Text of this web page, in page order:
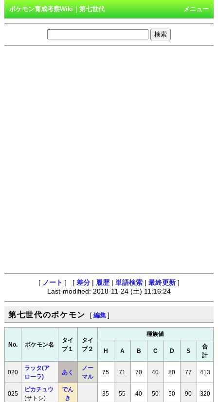
メニュー
ポケモン育成考察Wiki｜第七世代
[ ノート ] [ 差分 履歴 単語検索 最終更新 ]
Last-modified: 2018-11-24 (土) 11:16:24
第七世代のポケモン [ 編集 ]
No. ポケモン名
タイ
プ１
タイ
プ２
種族値
H A B C D S
合
計
020
ラッタ(ア
ローラ)
あく
ノー
マル
75 71 70 40 80 77 413
025
ピカチュウ
(サトシ)
でん
き
35 55 40 50 50 90 320